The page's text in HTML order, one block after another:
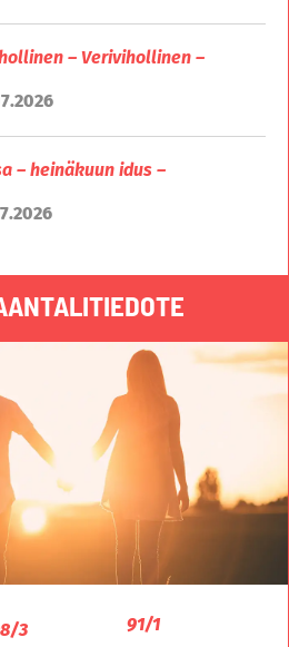
– Verivihollinen –
– heinäkuun idus –
3
91/1